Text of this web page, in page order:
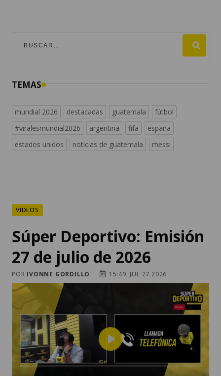
TEMAS
mundial 2026 destacadas guatemala
fútbol
#viralesmundial2026
argentina fifa
españa
estados unidos
noticias de guatemala messi
VIDEOS
Súper Deportivo: Emisión
27 de julio de 2026
POR IVONNE GORDILLO 15:49, JUL 27 2026